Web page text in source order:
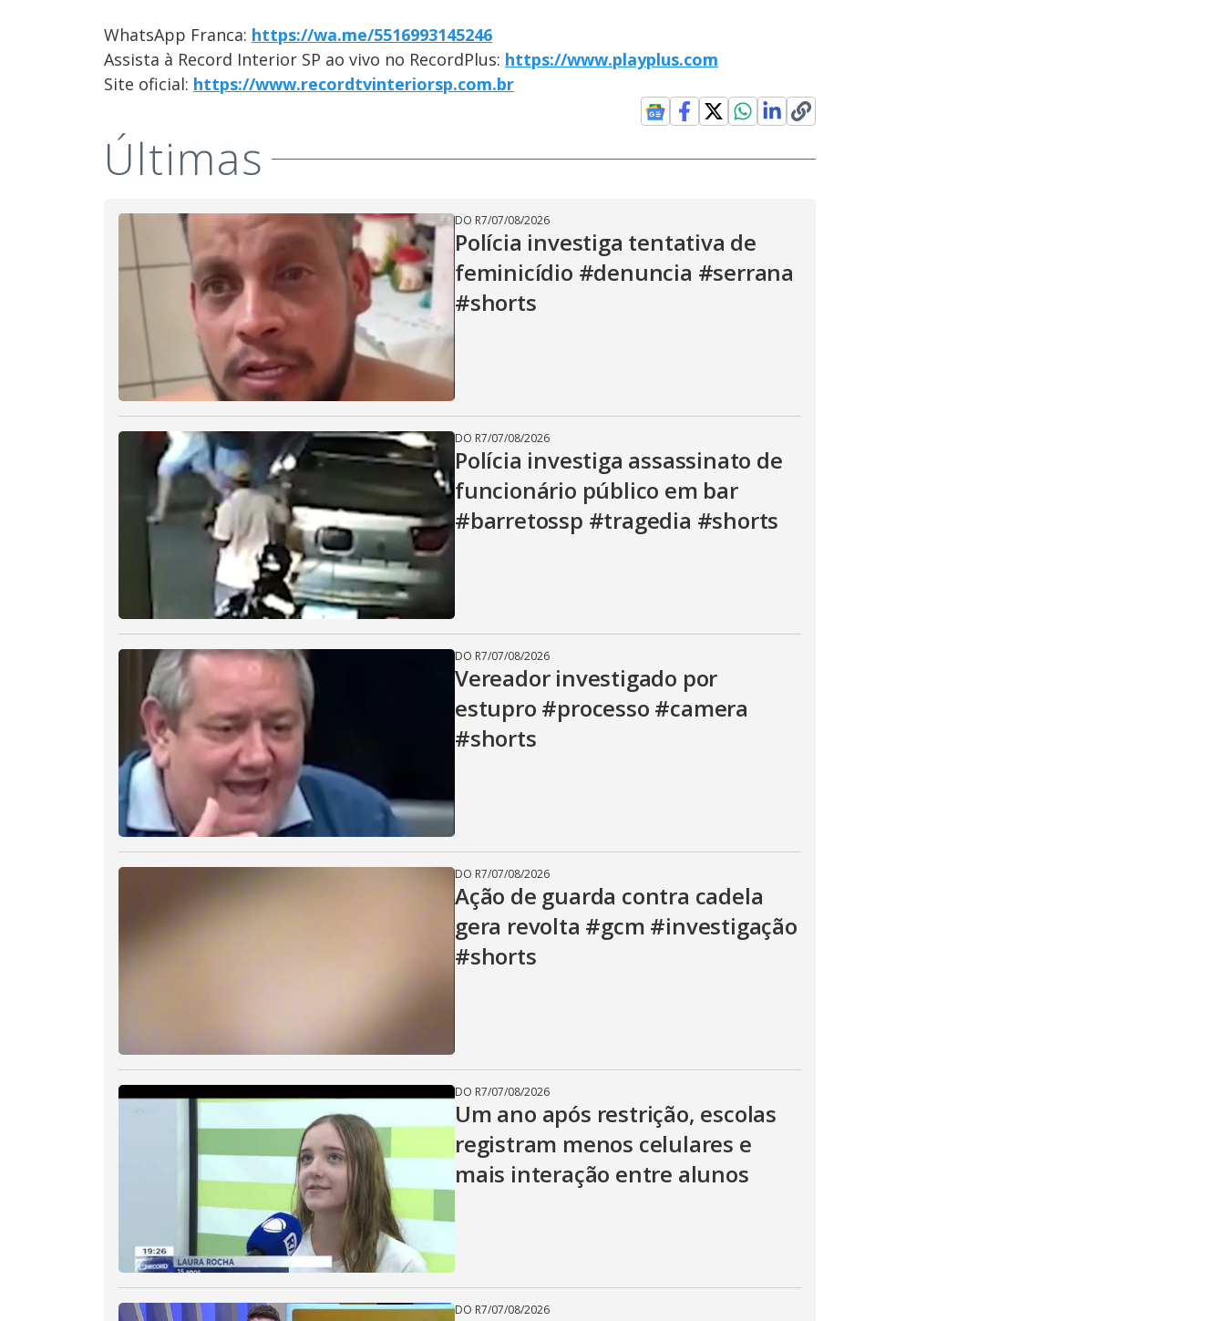
WhatsApp Franca: https://wa.me/5516993145246
Assista à Record Interior SP ao vivo no RecordPlus: https://www.playplus.com
Site oficial: https://www.recordtvinteriorsp.com.br
Últimas
DO R7/07/08/2026
Polícia investiga tentativa de
feminicídio #denuncia #serrana
#shorts
DO R7/07/08/2026
Polícia investiga assassinato de
funcionário público em bar
#barretossp #tragedia #shorts
DO R7/07/08/2026
Vereador investigado por
estupro #processo #camera
#shorts
DO R7/07/08/2026
Ação de guarda contra cadela
gera revolta #gcm #investigação
#shorts
DO R7/07/08/2026
Um ano após restrição, escolas
registram menos celulares e
mais interação entre alunos
DO R7/07/08/2026